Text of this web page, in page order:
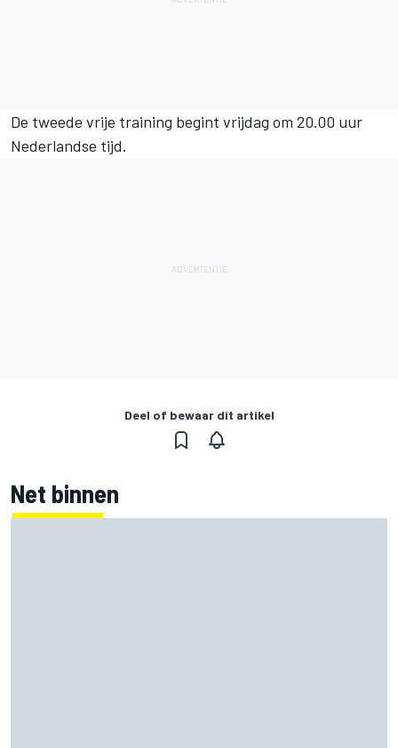
De tweede vrije training begint vrijdag om 20.00 uur
Nederlandse tijd.
Deel of bewaar dit artikel
Net binnen